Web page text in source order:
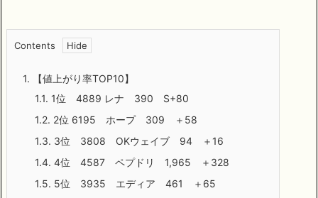
Contents
1. 【値上がり率TOP10】
1.1. 1位 4889 レナ 390 S+80
1.2. 2位 6195 ホープ 309 ＋58
1.3. 3位 3808 OKウェイブ 94 ＋16
1.4. 4位 4587 ペプドリ 1,965 ＋328
1.5. 5位 3935 エディア 461 ＋65